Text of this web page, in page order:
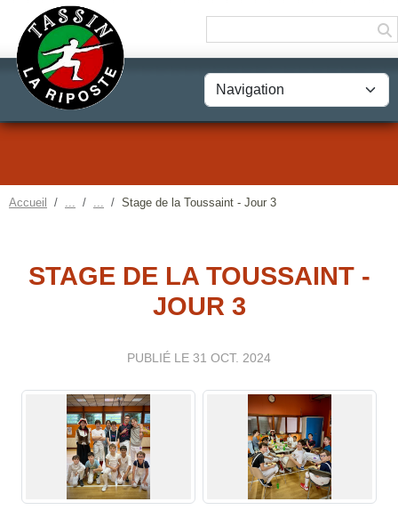
Accueil Stage de la Toussaint - Jour 3
STAGE DE LA TOUSSAINT -
JOUR 3
PUBLIÉ LE 31 OCT. 2024
Panneau de gestion des cookies